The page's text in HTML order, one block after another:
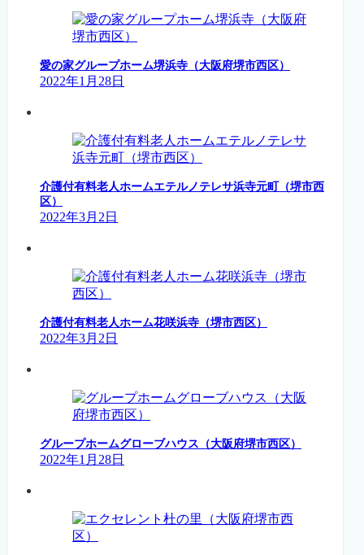
愛の家グループホーム堺浜寺（大阪府堺市西区）
2022年1月28日
介護付有料老人ホームエテルノテレサ浜寺元町（堺市西
区）
2022年3月2日
介護付有料老人ホーム花咲浜寺（堺市西区）
2022年3月2日
グループホームグローブハウス（大阪府堺市西区）
2022年1月28日